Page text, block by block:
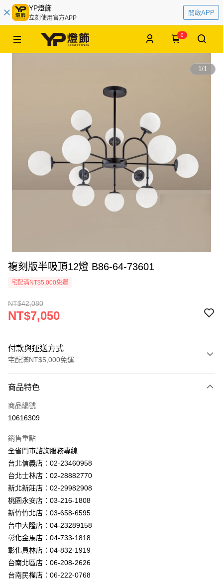
YP燈飾
立刻使用官方APP
開啟APP
0
1/1
複刻版半吸頂12燈 B86-64-73601
宅配滿NT$5,000免運
NT$42,080
NT$7,050
付款與運送方式
宅配滿NT$5,000免運
信用卡一次付款
LINE Pay
街口支付
悠遊付
Google Pay
全盈+PAY
AFTEE先享後付
相關說明
【關於「AFTEE先享後付」】
AFTEE先享後付是「在收到商品之後才付款」的支付方式。 讓您購物簡單
便利好安心！
１．簡單：不需註冊會員、不需綁卡、不需儲值。
ATM付款
運送方式
商品特色
商品編號
10616309
銷售重點
全省門市諮詢服務專線
台北信義店：02-23460958
台北士林店：02-28882770
新北新莊店：02-29982908
桃園永安店：03-216-1808
新竹竹北店：03-658-6595
台中大隆店：04-23289158
彰化金馬店：04-733-1818
彰化員林店：04-832-1919
台南北區店：06-208-2626
台南民權店：06-222-0768